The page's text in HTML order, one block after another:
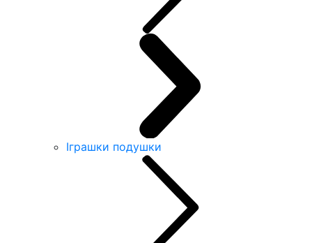
Іграшки подушки